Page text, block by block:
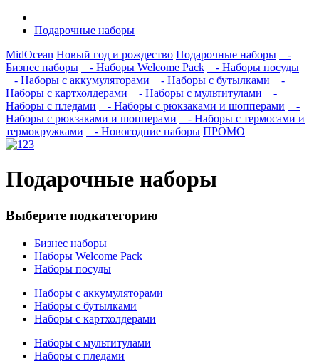
Подарочные наборы
MidOcean Новый год и рождество Подарочные наборы
-
Бизнес наборы
- Наборы Welcome Pack
- Наборы посуды
- Наборы с аккумуляторами
- Наборы с бутылками
-
Наборы с картхолдерами
- Наборы с мультитулами
-
Наборы с пледами
- Наборы с рюкзаками и шопперами
-
Наборы с рюкзаками и шопперами
- Наборы с термосами и
термокружками
- Новогодние наборы ПРОМО
Подарочные наборы
Выберите подкатегорию
Бизнес наборы
Наборы Welcome Pack
Наборы посуды
Наборы с аккумуляторами
Наборы с бутылками
Наборы с картхолдерами
Наборы с мультитулами
Наборы с пледами